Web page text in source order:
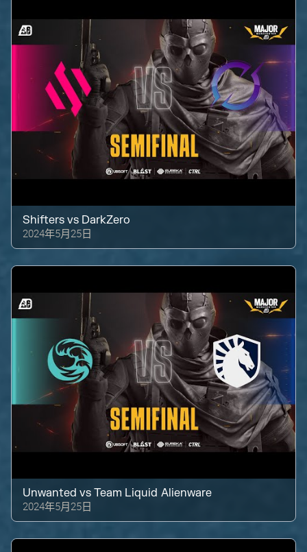
Shifters vs DarkZero
2024年5月25日
Unwanted vsTeam Liquid Alienware
2024年5月25日